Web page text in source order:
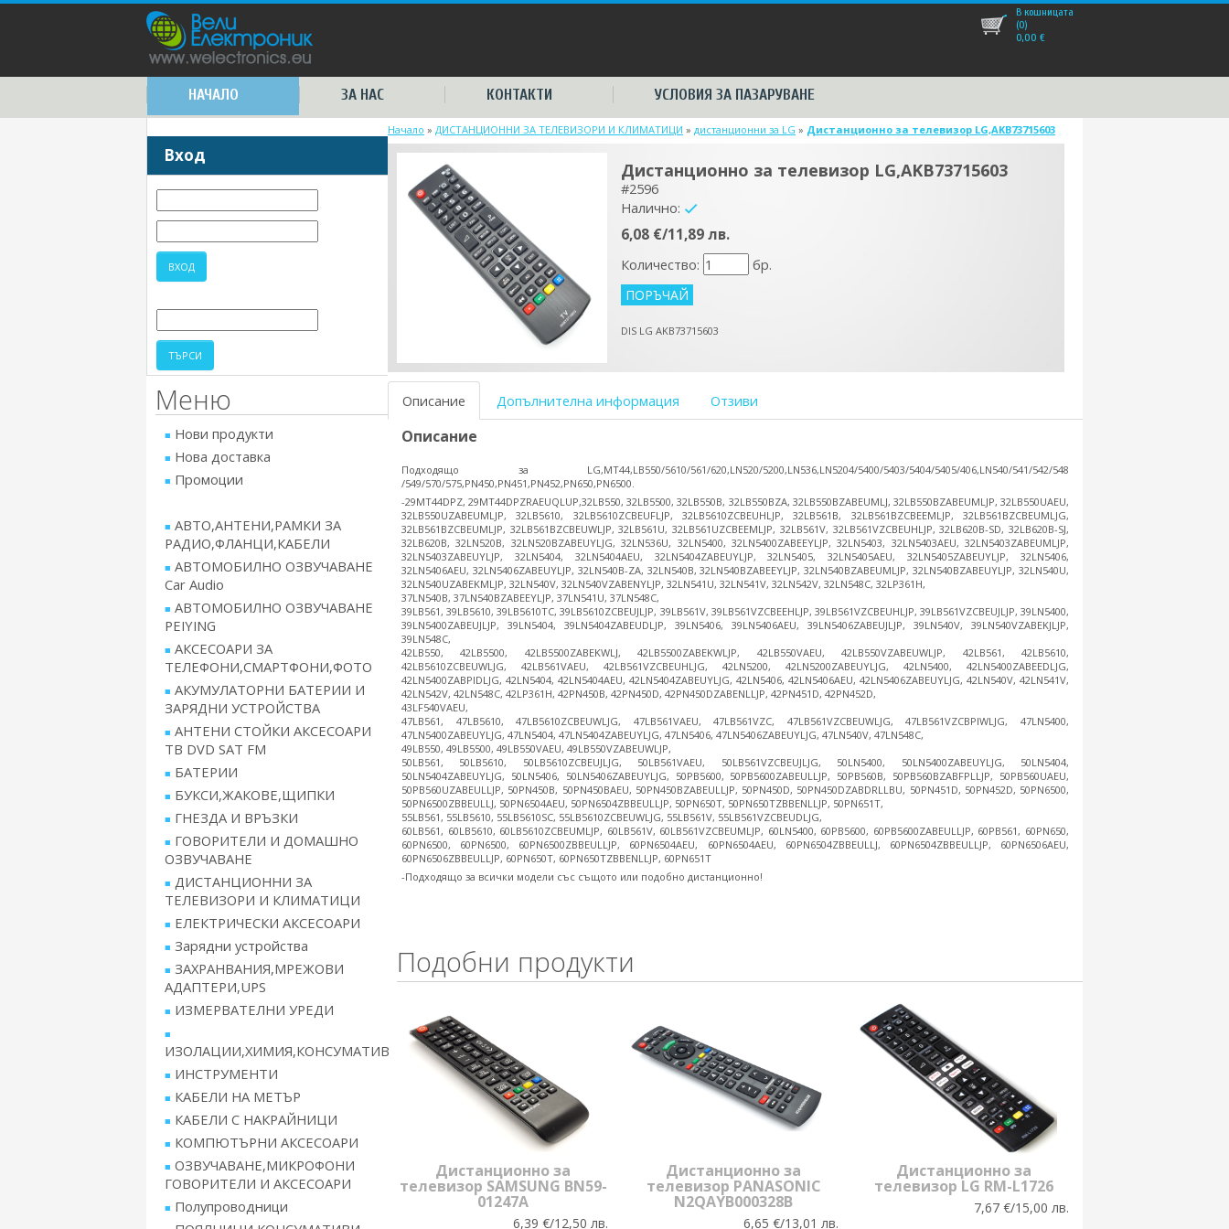
НАЧАЛО ЗА НАС КОНТАКТИ УСЛОВИЯ ЗА ПАЗАРУВАНЕ
В кошницата
(0)
0,00 €
Вход
Меню
Нови продукти
Нова доставка
Промоции
АВТО,АНТЕНИ,РАМКИ ЗА
РАДИО,ФЛАНЦИ,КАБЕЛИ
АВТОМОБИЛНО ОЗВУЧАВАНЕ
Car Audio
АВТОМОБИЛНО ОЗВУЧАВАНЕ
PEIYING
АКСЕСОАРИ ЗА
ТЕЛЕФОНИ,СМАРТФОНИ,ФОТО
АКУМУЛАТОРНИ БАТЕРИИ И
ЗАРЯДНИ УСТРОЙСТВА
АНТЕНИ СТОЙКИ АКСЕСОАРИ
ТВ DVD SAT FM
БАТЕРИИ
БУКСИ,ЖАКОВЕ,ЩИПКИ
ГНЕЗДА И ВРЪЗКИ
ГОВОРИТЕЛИ И ДОМАШНО
ОЗВУЧАВАНЕ
ДИСТАНЦИОННИ ЗА
ТЕЛЕВИЗОРИ И КЛИМАТИЦИ
ЕЛЕКТРИЧЕСКИ АКСЕСОАРИ
Зарядни устройства
ЗАХРАНВАНИЯ,МРЕЖОВИ
АДАПТЕРИ,UPS
ИЗМЕРВАТЕЛНИ УРЕДИ
ИЗОЛАЦИИ,ХИМИЯ,КОНСУМАТИВ
ИНСТРУМЕНТИ
КАБЕЛИ НА МЕТЪР
КАБЕЛИ С НАКРАЙНИЦИ
КОМПЮТЪРНИ АКСЕСОАРИ
ОЗВУЧАВАНЕ,МИКРОФОНИ
ГОВОРИТЕЛИ И АКСЕСОАРИ
Полупроводници
Начало » ДИСТАНЦИОННИ ЗА ТЕЛЕВИЗОРИ И КЛИМАТИЦИ » дистанционни за LG » Дистанционно за телевизор LG,AKB73715603
Дистанционно за телевизор LG,AKB73715603
#2596
Налично:
6,08 €/11,89 лв.
Количество: бр.
DIS LG AKB73715603
Описание Допълнителна информация Отзиви
Описание
Подходящо за LG,MT44,LB550/5610/561/620,LN520/5200,LN536,LN5204/5400/5403/5404/5405/406,LN540/541/542/548
/549/570/575,PN450,PN451,PN452,PN650,PN6500.
-29MT44DPZ, 29MT44DPZRAEUQLUP,32LB550, 32LB5500, 32LB550B, 32LB550BZA, 32LB550BZABEUMLJ, 32LB550BZABEUMLJP, 32LB550UAEU,
32LB550UZABEUMLJP, 32LB5610, 32LB5610ZCBEUFLJP, 32LB5610ZCBEUHLJP, 32LB561B, 32LB561BZCBEEMLJP, 32LB561BZCBEUMLJG,
32LB561BZCBEUMLJP, 32LB561BZCBEUWLJP, 32LB561U, 32LB561UZCBEEMLJP, 32LB561V, 32LB561VZCBEUHLJP, 32LB620B-SD, 32LB620B-SJ,
32LB620B, 32LN520B, 32LN520BZABEUYLJG, 32LN536U, 32LN5400, 32LN5400ZABEEYLJP, 32LN5403, 32LN5403AEU, 32LN5403ZABEUMLJP,
32LN5403ZABEUYLJP, 32LN5404, 32LN5404AEU, 32LN5404ZABEUYLJP, 32LN5405, 32LN5405AEU, 32LN5405ZABEUYLJP, 32LN5406,
32LN5406AEU, 32LN5406ZABEUYLJP, 32LN540B-ZA, 32LN540B, 32LN540BZABEEYLJP, 32LN540BZABEUMLJP, 32LN540BZABEUYLJP, 32LN540U,
32LN540UZABEKMLJP, 32LN540V, 32LN540VZABENYLJP, 32LN541U, 32LN541V, 32LN542V, 32LN548C, 32LP361H,
37LN540B, 37LN540BZABEEYLJP, 37LN541U, 37LN548C,
39LB561, 39LB5610, 39LB5610TC, 39LB5610ZCBEUJLJP, 39LB561V, 39LB561VZCBEEHLJP, 39LB561VZCBEUHLJP, 39LB561VZCBEUJLJP, 39LN5400,
39LN5400ZABEUJLJP, 39LN5404, 39LN5404ZABEUDLJP, 39LN5406, 39LN5406AEU, 39LN5406ZABEUJLJP, 39LN540V, 39LN540VZABEKJLJP,
39LN548C,
42LB550, 42LB5500, 42LB5500ZABEKWLJ, 42LB5500ZABEKWLJP, 42LB550VAEU, 42LB550VZABEUWLJP, 42LB561, 42LB5610,
42LB5610ZCBEUWLJG, 42LB561VAEU, 42LB561VZCBEUHLJG, 42LN5200, 42LN5200ZABEUYLJG, 42LN5400, 42LN5400ZABEEDLJG,
42LN5400ZABPIDLJG, 42LN5404, 42LN5404AEU, 42LN5404ZABEUYLJG, 42LN5406, 42LN5406AEU, 42LN5406ZABEUYLJG, 42LN540V, 42LN541V,
42LN542V, 42LN548C, 42LP361H, 42PN450B, 42PN450D, 42PN450DZABENLLJP, 42PN451D, 42PN452D,
43LF540VAEU,
47LB561, 47LB5610, 47LB5610ZCBEUWLJG, 47LB561VAEU, 47LB561VZC, 47LB561VZCBEUWLJG, 47LB561VZCBPIWLJG, 47LN5400,
47LN5400ZABEUYLJG, 47LN5404, 47LN5404ZABEUYLJG, 47LN5406, 47LN5406ZABEUYLJG, 47LN540V, 47LN548C,
49LB550, 49LB5500, 49LB550VAEU, 49LB550VZABEUWLJP,
50LB561, 50LB5610, 50LB5610ZCBEUJLJG, 50LB561VAEU, 50LB561VZCBEUJLJG, 50LN5400, 50LN5400ZABEUYLJG, 50LN5404,
50LN5404ZABEUYLJG, 50LN5406, 50LN5406ZABEUYLJG, 50PB5600, 50PB5600ZABEULLJP, 50PB560B, 50PB560BZABFPLLJP, 50PB560UAEU,
50PB560UZABEULLJP, 50PN450B, 50PN450BAEU, 50PN450BZABEULLJP, 50PN450D, 50PN450DZABDRLLBU, 50PN451D, 50PN452D, 50PN6500,
50PN6500ZBBEULLJ, 50PN6504AEU, 50PN6504ZBBEULLJP, 50PN650T, 50PN650TZBBENLLJP, 50PN651T,
55LB561, 55LB5610, 55LB5610SC, 55LB5610ZCBEUWLJG, 55LB561V, 55LB561VZCBEUDLJG,
60LB561, 60LB5610, 60LB5610ZCBEUMLJP, 60LB561V, 60LB561VZCBEUMLJP, 60LN5400, 60PB5600, 60PB5600ZABEULLJP, 60PB561, 60PN650,
60PN6500, 60PN6500, 60PN6500ZBBEULLJP, 60PN6504AEU, 60PN6504AEU, 60PN6504ZBBEULLJ, 60PN6504ZBBEULLJP, 60PN6506AEU,
60PN6506ZBBEULLJP, 60PN650T, 60PN650TZBBENLLJP, 60PN651T
-Подходящо за всички модели със същото или подобно дистанционно!
Подобни продукти
Дистанционно за
телевизор SAMSUNG BN59-
01247A
6,39 €/12,50 лв.
Дистанционно за
телевизор PANASONIC
N2QAYB000328B
6,65 €/13,01 лв.
Дистанционно за
телевизор LG RM-L1726
7,67 €/15,00 лв.